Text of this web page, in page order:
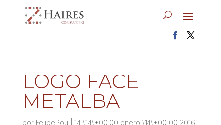
LOGO FACE
METALBA
por FelipePou 14 \14\+00:00 enero \14\+00:00 2016